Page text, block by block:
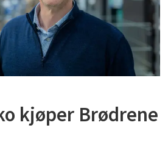
kjøper Brødrene